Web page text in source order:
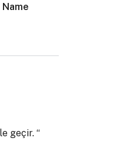
geçir. “